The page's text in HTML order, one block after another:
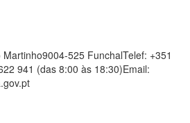
525 FunchalTelef: +351
941 (das 8:00 às 18:30)Email: